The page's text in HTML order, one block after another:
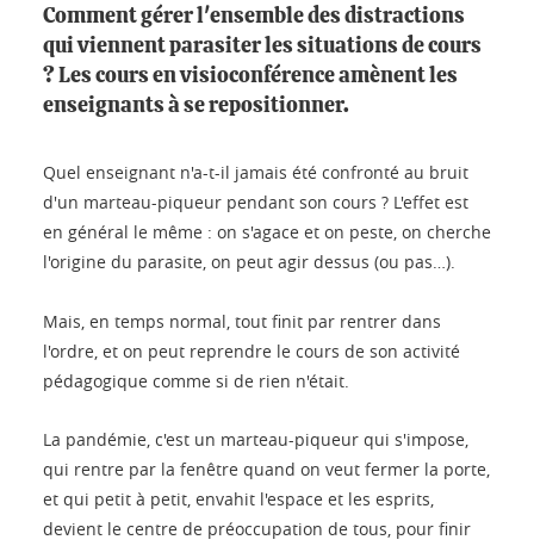
Comment gérer l'ensemble des distractions
qui viennent parasiter les situations de cours
? Les cours en visioconférence amènent les
enseignants à se repositionner.
Quel enseignant n'a-t-il jamais été confronté au bruit
d'un marteau-piqueur pendant son cours ? L'effet est
en général le même : on s'agace et on peste, on cherche
l'origine du parasite, on peut agir dessus (ou pas…).
Mais, en temps normal, tout finit par rentrer dans
l'ordre, et on peut reprendre le cours de son activité
pédagogique comme si de rien n'était.
La pandémie, c'est un marteau-piqueur qui s'impose,
qui rentre par la fenêtre quand on veut fermer la porte,
et qui petit à petit, envahit l'espace et les esprits,
devient le centre de préoccupation de tous, pour finir